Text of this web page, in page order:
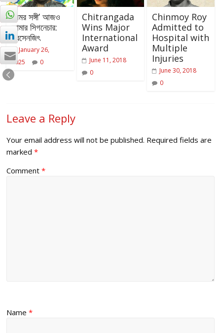
‘অমর সঙ্গী’ আজও
আমার সিগনেচার:
প্রসেনজিৎ
January 26,
2025
0
Chitrangada
Wins Major
International
Award
June 11, 2018
0
Chinmoy Roy
Admitted to
Hospital with
Multiple
Injuries
June 30, 2018
0
Leave a Reply
Your email address will not be published. Required fields are
marked*
Comment*
Name*